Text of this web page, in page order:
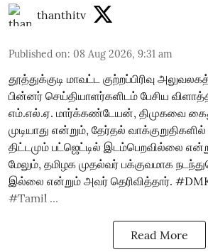
thanthitv
Published on: 08 Aug 2026, 9:31 am
தூத்துக்குடி மாவட்ட குற்றப்பிரிவு
பின்னர் செய்தியாளர்களிடம் பேசிய
எம்.எல்.ஏ. மார்க்கண்டேயன், திமுகவை
முடியாது என்றும், தேர்தல்
திட்டமும் பட்ஜெட்டில் இடம்பெறவில்லை
மேலும், தமிழக முதல்வர் பக்குவமாக
இல்லை என்றும் அவர் தெரிவித்தார்.
#Tamil ...
Read More